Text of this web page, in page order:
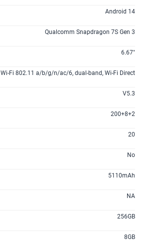
Android 14
Qualcomm Snapdragon 7S Gen 3
6.67"
Wi-Fi 802.11 a/b/g/n/ac/6, dual-band, Wi-Fi Direct
V5.3
200+8+2
20
No
5110mAh
NA
256GB
8GB